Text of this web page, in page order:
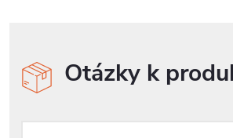
Otázky k